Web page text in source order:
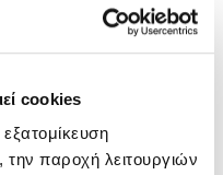
cookies
την παροχή λειτουργιών
τα αποτελέσματα
Read more ›